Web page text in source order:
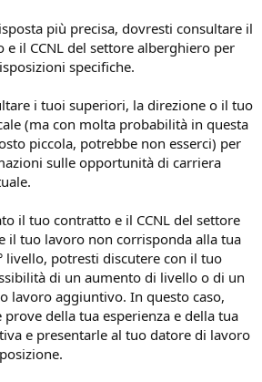
più precisa, dovresti consultare il
il CCNL del settore alberghiero per
specifiche.
i tuoi superiori, la direzione o il tuo
(ma con molta probabilità in questa
piccola, potrebbe non esserci) per
sulle opportunità di carriera
il tuo contratto e il CCNL del settore
il tuo lavoro non corrisponda alla tua
livello, potresti discutere con il tuo
di un aumento di livello o di un
lavoro aggiuntivo. In questo caso,
della tua esperienza e della tua
e presentarle al tuo datore di lavoro